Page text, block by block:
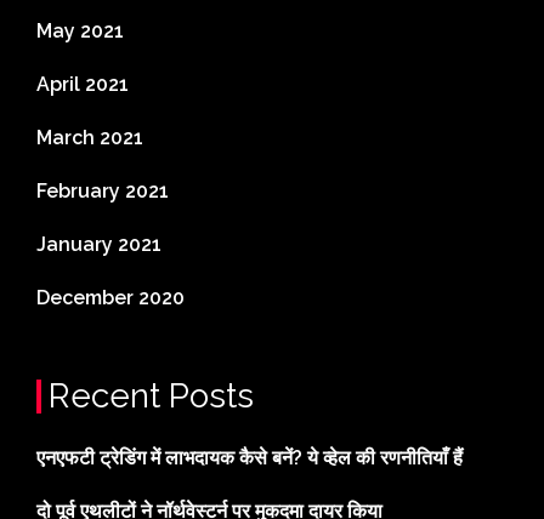
May 2021
April 2021
March 2021
February 2021
January 2021
December 2020
Recent Posts
एनएफटी ट्रेडिंग में लाभदायक कैसे बनें? ये व्हेल की रणनीतियाँ हैं
दो पूर्व एथलीटों ने नॉर्थवेस्टर्न पर मुकदमा दायर किया